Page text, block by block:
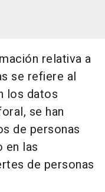
relativa a
se refiere al
los datos
se han
de personas
en las
de personas